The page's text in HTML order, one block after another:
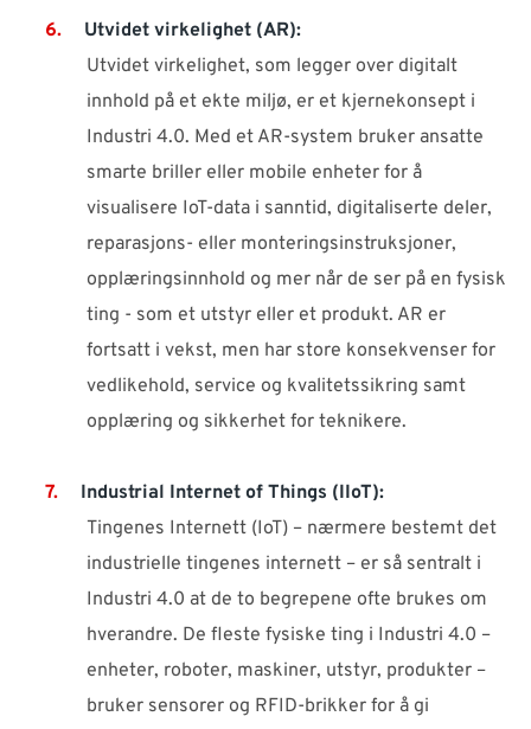
Utvidet virkelighet (AR):
Utvidet virkelighet, som legger over digitalt
innhold på et ekte miljø, er et kjernekonsept i
Industri 4.0. Med et AR-system bruker ansatte
smarte briller eller mobile enheter for å
visualisere IoT-data i sanntid, digitaliserte deler,
reparasjons- eller monteringsinstruksjoner,
opplæringsinnhold og mer når de ser på en fysisk
ting - som et utstyr eller et produkt. AR er
fortsatt i vekst, men har store konsekvenser for
vedlikehold, service og kvalitetssikring samt
opplæring og sikkerhet for teknikere.
Industrial Internet of Things (IIoT):
Tingenes Internett (IoT) – nærmere bestemt det
industrielle tingenes internett – er så sentralt i
Industri 4.0 at de to begrepene ofte brukes om
hverandre. De fleste fysiske ting i Industri 4.0 –
enheter, roboter, maskiner, utstyr, produkter –
bruker sensorer og RFID-brikker for å gi